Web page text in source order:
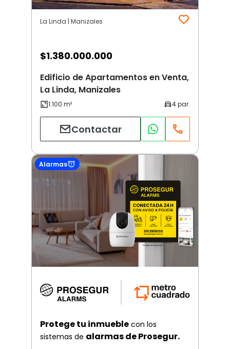
La Linda | Manizales
$1.380.000.000
Edificio de Apartamentos en Venta,
La Linda, Manizales
Contactar
Alarmas
Protege tu inmueble con los
sistemas de alarmas de Prosegur.